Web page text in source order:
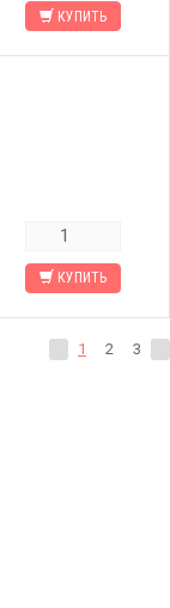
КУПИТЬ
КУПИТЬ
1 2 3